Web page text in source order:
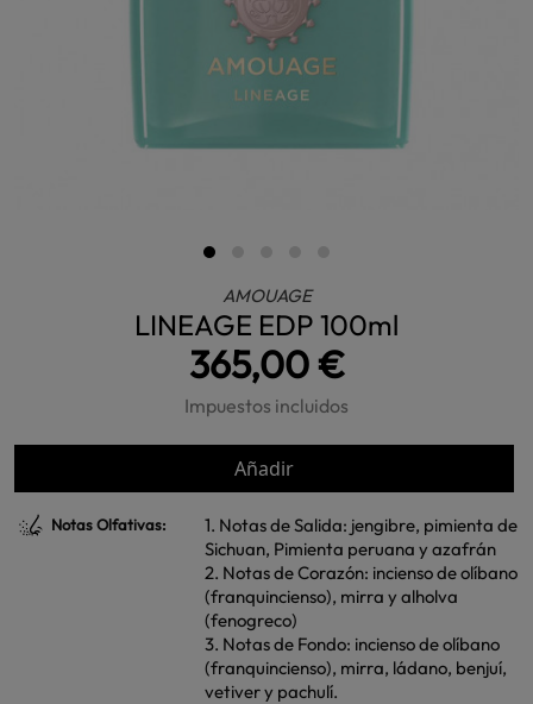
AMOUAGE
LINEAGE EDP 100ml
365,00 €
Impuestos incluidos
Añadir
Notas Olfativas:
1. Notas de Salida: jengibre, pimienta de
Sichuan, Pimienta peruana y azafrán
2. Notas de Corazón: incienso de olíbano
(franquincienso), mirra y alholva
(fenogreco)
3. Notas de Fondo: incienso de olíbano
(franquincienso), mirra, ládano, benjuí,
vetiver y pachulí.